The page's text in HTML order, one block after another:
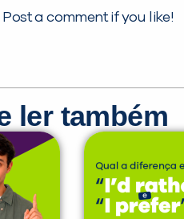
a comment if you like!
ler também